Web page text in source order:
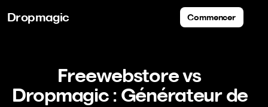
Dropmagic Commencer
Freewebstore vs
Dropmagic : Générateur de